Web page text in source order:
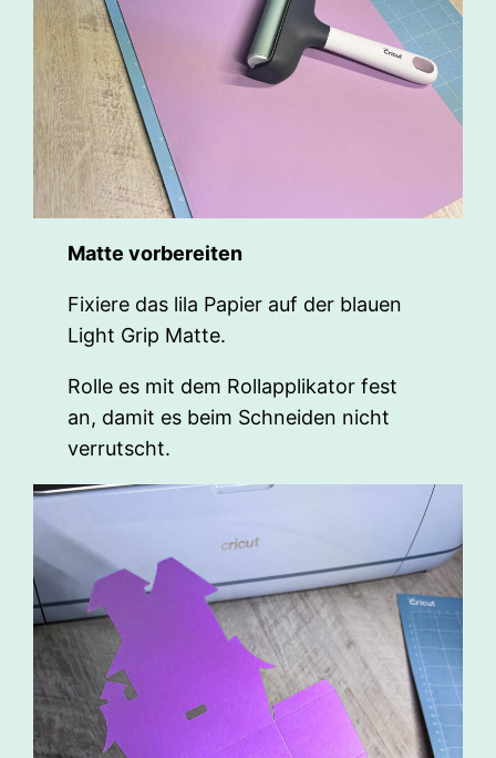
Matte vorbereiten
Fixiere das lila Papier auf der blauen
Light Grip Matte.
Rolle es mit dem Rollapplikator fest
an, damit es beim Schneiden nicht
verrutscht.